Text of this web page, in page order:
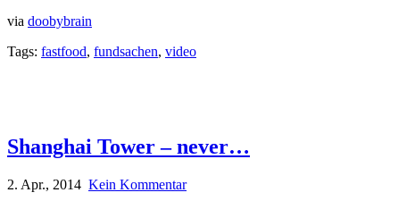
via doobybrain
Tags: fastfood, fundsachen, video
Shanghai Tower – never…
2. Apr., 2014 Kein Kommentar